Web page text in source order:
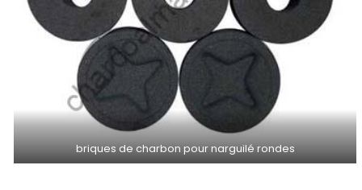
briques de charbon pour narguilé rondes